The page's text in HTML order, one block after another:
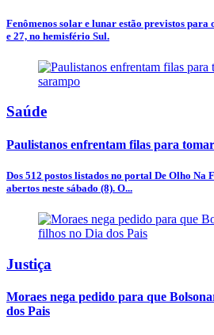
Fenômenos solar e lunar estão previstos para
e 27, no hemisfério Sul.
Saúde
Paulistanos enfrentam filas para
Dos 512 postos listados no portal De Olho Na
abertos neste sábado (8). O...
Justiça
Moraes nega pedido para que
dos Pais